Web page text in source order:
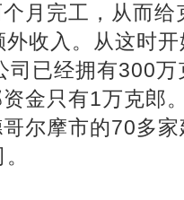
月完工，从而
收入。从这时
司已经拥有300
金只有1万克郎
尔摩市的70多